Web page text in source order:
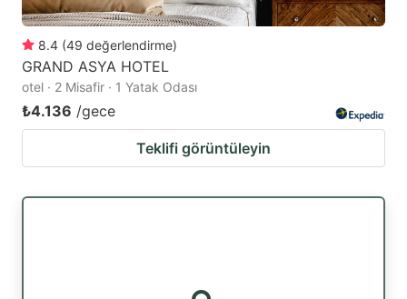
8.4 (49 değerlendirme)
GRAND ASYA HOTEL
otel · 2 Misafir · 1 Yatak Odası
₺4.136 /gece
Teklifi görüntüleyin